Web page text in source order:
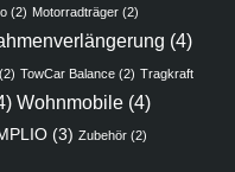
(2) Motorradträger (2)
(4)
(2) TowCar Balance (2) Tragkraft
Wohnmobile (4)
(3) Zubehör (2)